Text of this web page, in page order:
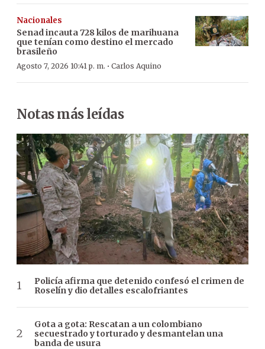
Nacionales
Senad incauta 728 kilos de marihuana
que tenían como destino el mercado
brasileño
Agosto 7, 2026 10:41 p. m. · Carlos Aquino
Notas más leídas
Policía afirma que detenido confesó el crimen de
Roselín y dio detalles escalofriantes
Gota a gota: Rescatan a un colombiano
secuestrado y torturado y desmantelan una
banda de usura